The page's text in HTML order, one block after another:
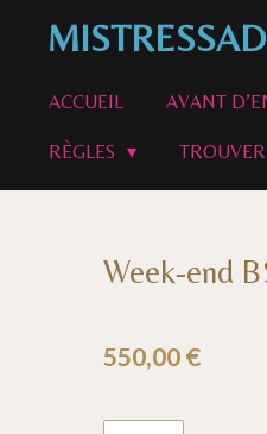
Passer
contenu
principal
ACCUEIL AVANT
RÈGLES
Week-end
550,00 €